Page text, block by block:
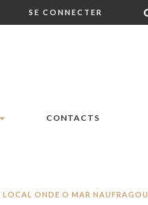
SE CONNECTER
CONTACTS
LOCAL ONDE O MAR NAUFRAGOU